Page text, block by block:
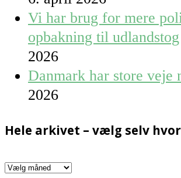
Vi har brug for mere
opbakning til udlandstog
2026
Danmark har store veje
2026
Hele arkivet – vælg selv
Hele